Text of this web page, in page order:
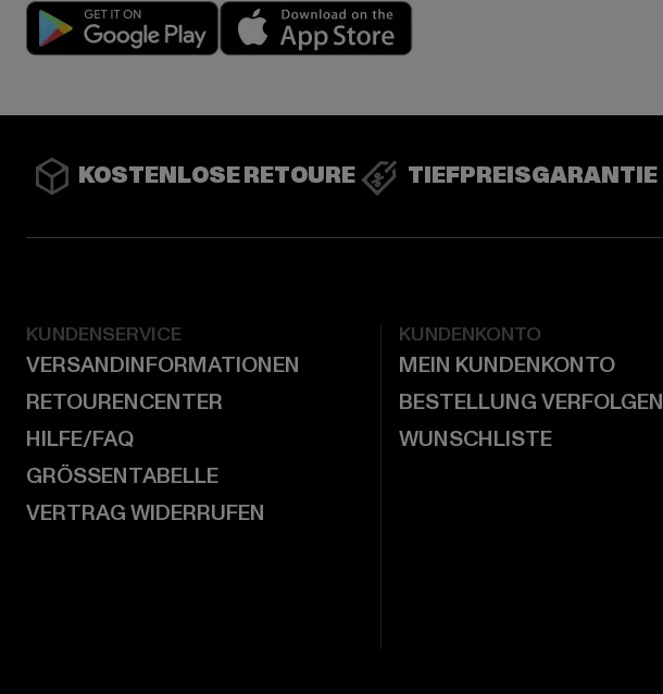
Play market
KOSTENLOSE RETOURE TIEFPREISGARANTIE
KUNDENSERVICE
VERSANDINFORMATIONEN
RETOURENCENTER
HILFE/FAQ
GRÖSSENTABELLE
VERTRAG WIDERRUFEN
KUNDENKONTO
MEIN KUNDENKONTO
BESTELLUNG VERFOLGEN
WUNSCHLISTE